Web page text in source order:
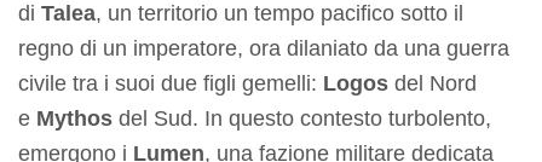
di Talea, un territorio un tempo pacifico sotto il
regno di un imperatore, ora dilaniato da una guerra
civile tra i suoi due figli gemelli: Logos del Nord
e Mythos del Sud. In questo contesto turbolento,
emergono i Lumen, una fazione militare dedicata